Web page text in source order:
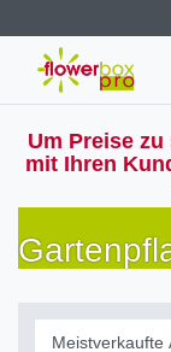
Um Preise
mit Ihren